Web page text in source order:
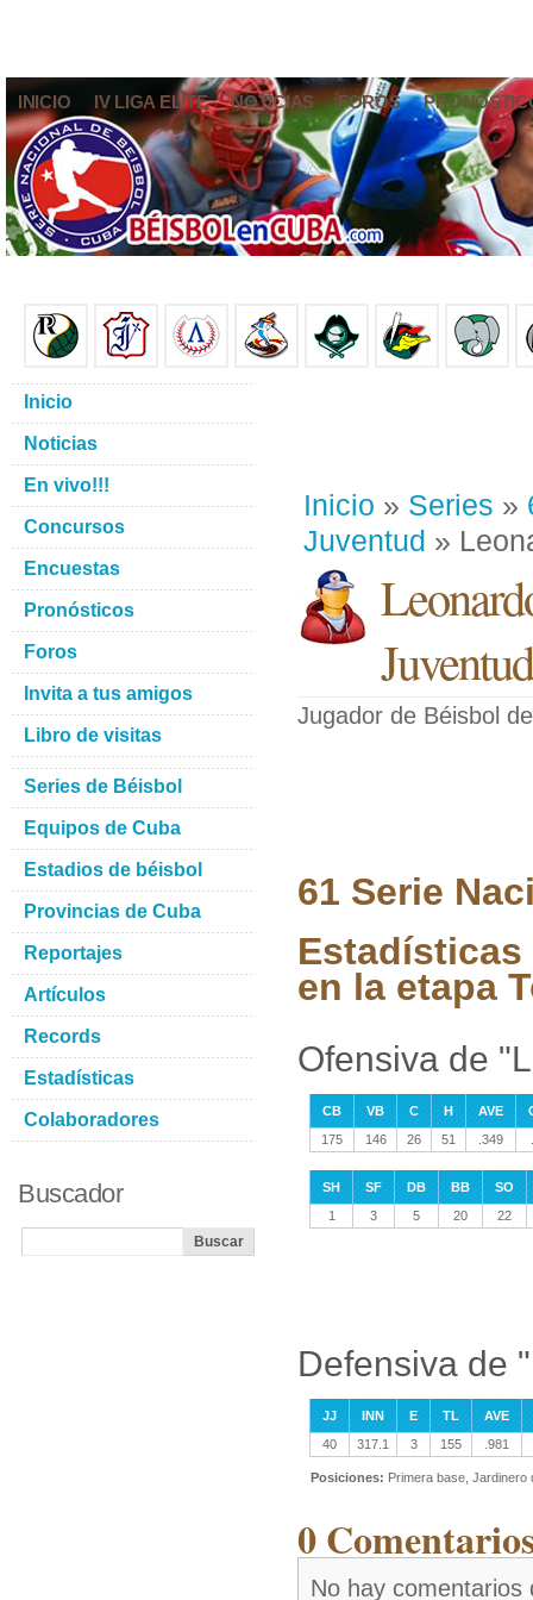
INICIO IV LIGA ELITE NOTICIAS FOROS
Inicio » Series »
Juventud »
Juventud
Jugador de Béisbol
61 Serie
en la etapa
Ofensiva de
CB VB C H AVE
175
146 26 51 .349
SH SF DB BB
SO
1
3 5 20 22
Defensiva de
JJ INN E TL
AVE
40
317.1 3 155 .981
Posiciones: Primera base, Jardinero
0
No hay comentarios
Inicio
Noticias
En vivo!!!
Concursos
Encuestas
Pronósticos
Foros
Invita a tus amigos
Libro de visitas
Series de Béisbol
Equipos de Cuba
Estadios de béisbol
Provincias de Cuba
Reportajes
Artículos
Records
Estadísticas
Colaboradores
Buscador